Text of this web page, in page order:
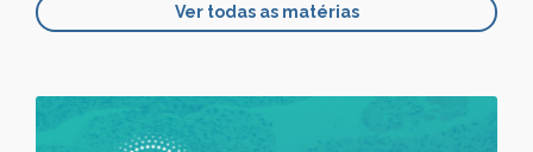
Ver todas as matérias